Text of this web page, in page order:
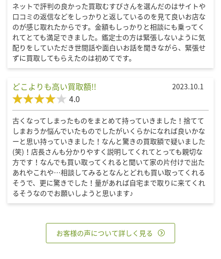
ネットで評判の良かった買取むすびさんを選んだのはサイトや
口コミの返信などをしっかりと返しているのを見て良いお店な
のが感じ取れたからです。金額もしっかりと相談にも乗ってく
れてとても満足できました。鑑定士の方は緊張しないように気
配りをしていただき世間話や面白いお話を聞きながら、緊張せ
ずに買取してもらえたのは初めてです。
どこよりも高い買取額!!
4.0
2023.10.1
古くなってしまったものをまとめて持っていきました！捨てて
しまおうか悩んでいたものでしたがいくらかになれば良いかな
ーと思い持っていきました！なんと驚きの買取額で疑いました
(笑)！店長さんも分かりやすく説明してくれてとっても親切な
方です！なんでも買い取ってくれると聞いて家の片付けで出た
あれやこれや…相談してみるとなんとどれも買い取ってくれる
そうで、更に驚きでした！量があれば自宅まで取りに来てくれ
るそうなのでお願いしようと思います♪
お客様の声について詳しく見る